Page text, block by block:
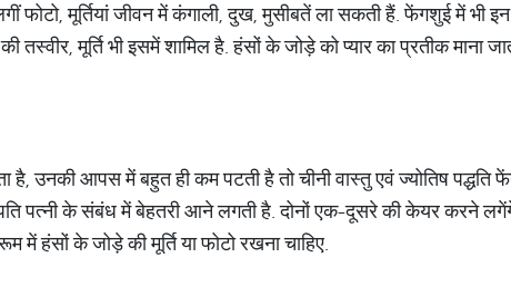
फोटो, मूर्तियां जीवन में कंगाली, दुख, मुसीबतें ला सकती हैं. फेंगशुई में भी
तस्‍वीर, मूर्ति भी इसमें शामिल है. हंसों के जोड़े को प्यार का प्रतीक माना
है, उनकी आपस में बहुत ही कम पटती है तो चीनी वास्तु एवं ज्योतिष
पत्नी के संबंध में बेहतरी आने लगती है. दोनों एक-दूसरे की केयर करने
में हंसों के जोड़े की मूर्ति या फोटो रखना चाहिए.